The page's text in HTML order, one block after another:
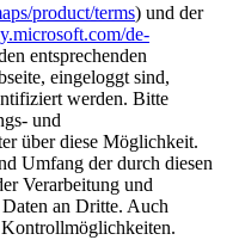
product/terms) und der
de-
entsprechenden
eingeloggt sind,
werden. Bitte
und
über diese Möglichkeit.
Umfang der durch diesen
Verarbeitung und
an Dritte. Auch